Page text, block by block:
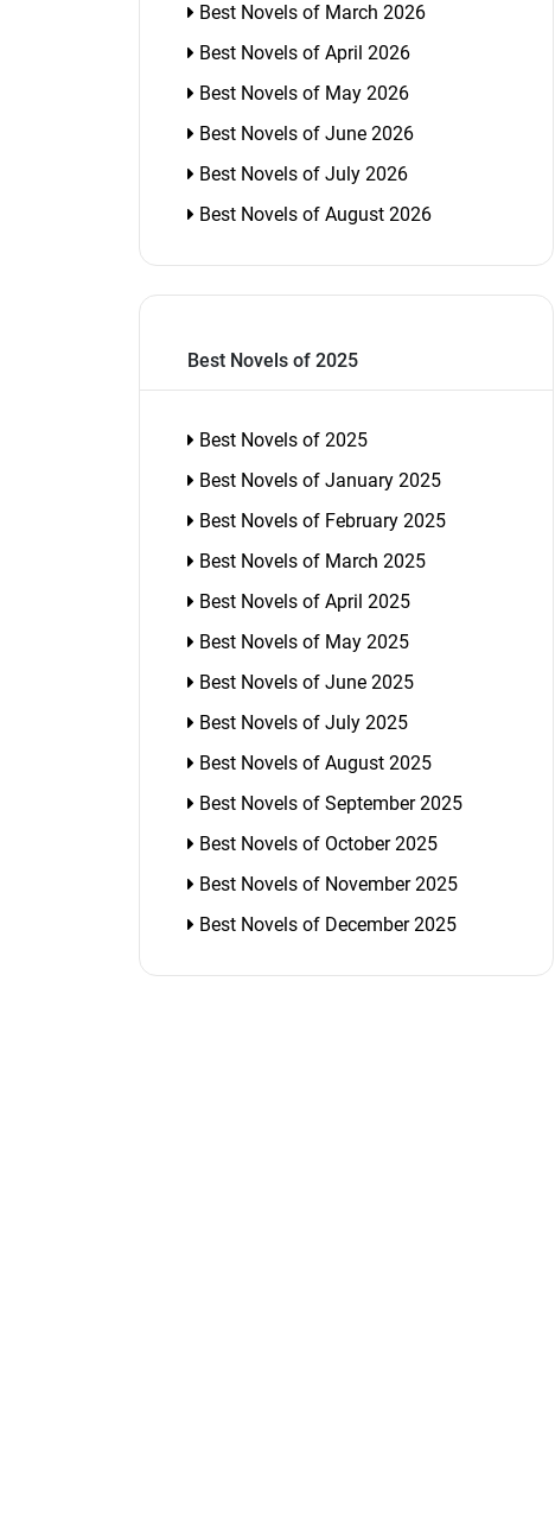
Best Novels of March 2026
Best Novels of April 2026
Best Novels of May 2026
Best Novels of June 2026
Best Novels of July 2026
Best Novels of August 2026
Best Novels of 2025
Best Novels of 2025
Best Novels of January 2025
Best Novels of February 2025
Best Novels of March 2025
Best Novels of April 2025
Best Novels of May 2025
Best Novels of June 2025
Best Novels of July 2025
Best Novels of August 2025
Best Novels of September 2025
Best Novels of October 2025
Best Novels of November 2025
Best Novels of December 2025